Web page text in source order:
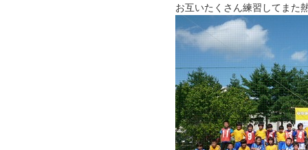
お互いたくさん練習してまた